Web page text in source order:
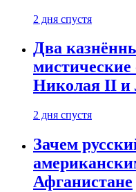
2 дня спустя
Два
Николая II и
2 дня спустя
Зачем
Афганистане